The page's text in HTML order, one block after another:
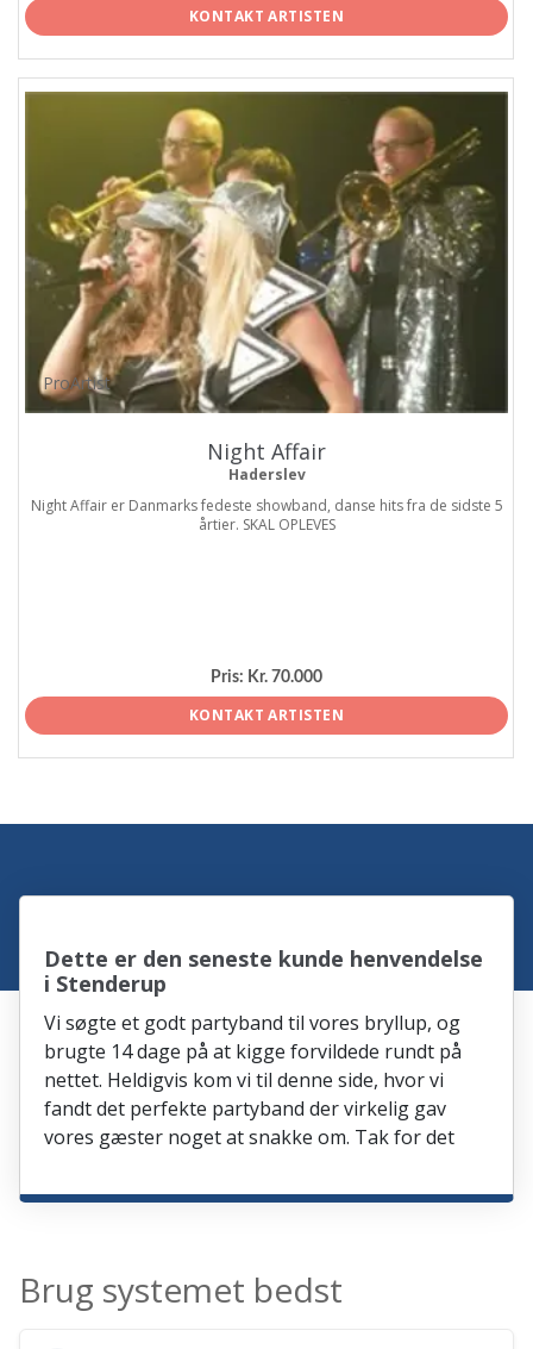
KONTAKT ARTISTEN
ProArtist
Night Affair
Haderslev
Night Affair er Danmarks fedeste showband, danse hits fra de sidste 5
årtier. SKAL OPLEVES
Pris: Kr. 70.000
KONTAKT ARTISTEN
Dette er den seneste kunde henvendelse
i Stenderup
Vi søgte et godt partyband til vores bryllup, og
brugte 14 dage på at kigge forvildede rundt på
nettet. Heldigvis kom vi til denne side, hvor vi
fandt det perfekte partyband der virkelig gav
vores gæster noget at snakke om. Tak for det
Brug systemet bedst